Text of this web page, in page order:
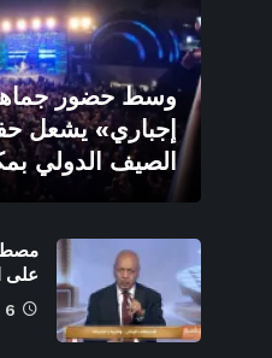
وسط حضور
إجباري» يشعل
الصيف الدولي
على
6 ساعات ago